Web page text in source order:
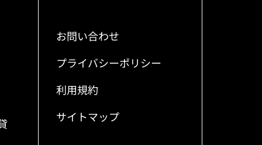
お問い合わせ
プライバシーポリシー
利用規約
サイトマップ